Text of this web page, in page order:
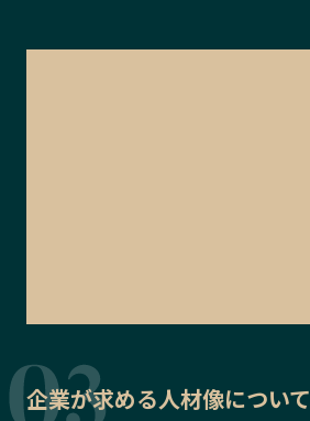
企業が求める人材像について